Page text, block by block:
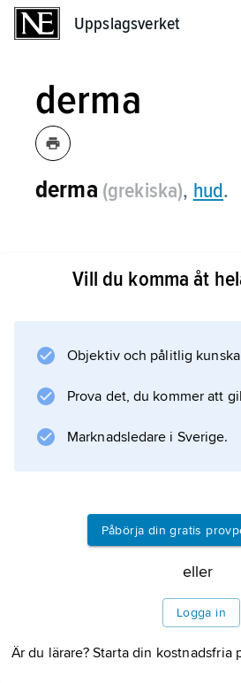
Uppslagsverket
derma
derma (grekiska), hud.
Vill du komma åt
Objektiv och pålitlig
Prova det, du kommer att
Marknadsledare i Sverige.
Påbörja din gratis
eller
Logga in
Är du lärare? Starta din kostnadsfria